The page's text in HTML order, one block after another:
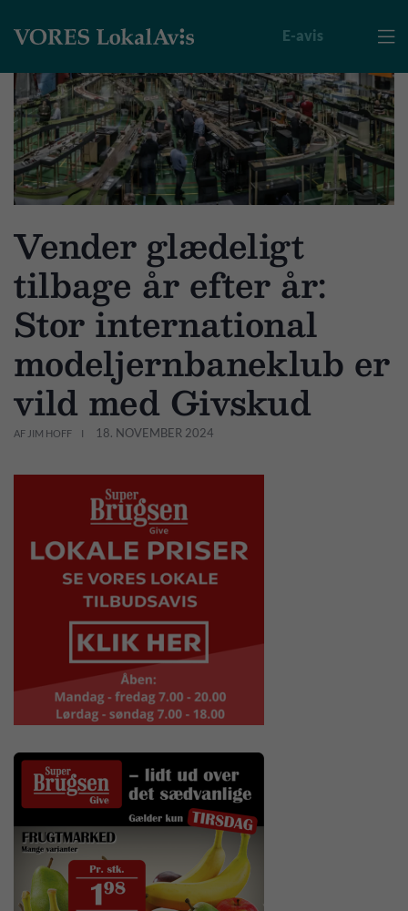

E-avis
Vender glædeligt
tilbage år efter år:
Stor international
modeljernbaneklub er
vild med Givskud
AF JIM HOFF 18. NOVEMBER 2024